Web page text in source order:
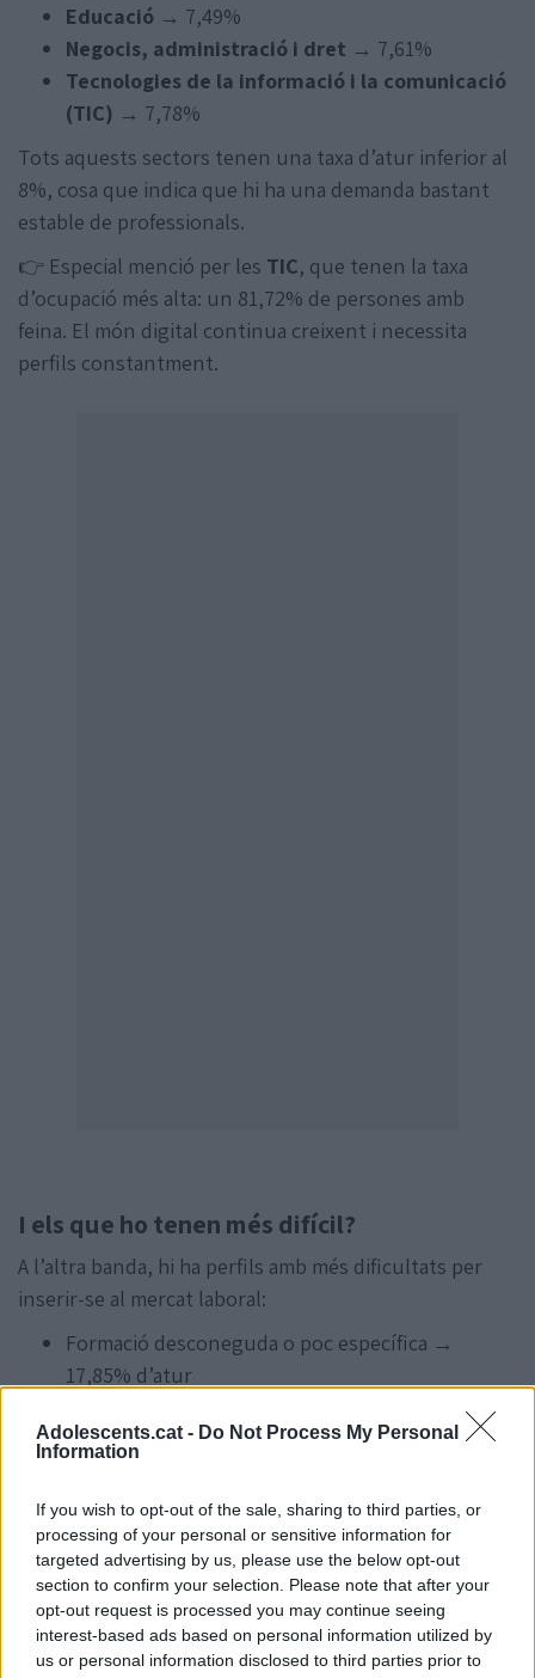
Adolescents.cat - Do Not Process My Personal
Information
If you wish to opt-out of the sale, sharing to third parties, or
processing of your personal or sensitive information for
targeted advertising by us, please use the below opt-out
section to confirm your selection. Please note that after your
opt-out request is processed you may continue seeing
interest-based ads based on personal information utilized by
us or personal information disclosed to third parties prior to
Educació → 7,49%
Negocis, administració i dret → 7,61%
Tecnologies de la informació i la comunicació
(TIC) → 7,78%
Tots aquests sectors tenen una taxa d’atur inferior al
8%, cosa que indica que hi ha una demanda bastant
estable de professionals.
👉 Especial menció per les TIC, que tenen la taxa
d’ocupació més alta: un 81,72% de persones amb
feina. El món digital continua creixent i necessita
perfils constantment.
I els que ho tenen més difícil?
A l’altra banda, hi ha perfils amb més dificultats per
inserir-se al mercat laboral:
Formació desconeguda o poc específica →
17,85% d’atur
Arts, humanitats i llengües → 10,25%
Aquí ve la part important: aquestes dades són útils, però no són una recepta
màgica